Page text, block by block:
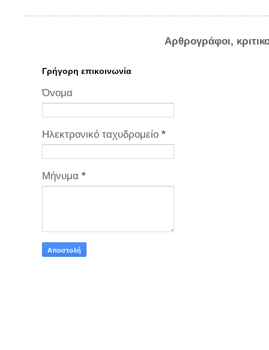
Αρθρογράφοι,
Γρήγορη επικοινωνία
Όνομα
Ηλεκτρονικό ταχυδρομείο *
Μήνυμα *